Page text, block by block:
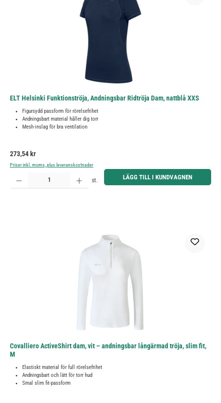
ELT Helsinki Funktionströja, Andningsbar Ridtröja Dam, nattblå XXS
Figursydd passform för rörelsefrihet
Andningsbart material håller dig torr
Mesh-inslag för bra ventilation
Ordinarie pris:
273,54 kr
Priser inkl. moms, plus leveranskostnader
Produktkvantitet: Ange önskat belopp eller använd knapparna för att öka eller minska kvantiteten.
st. LÄGG TILL I KUNDVAGNEN
Covalliero ActiveShirt dam, vit – andningsbar långärmad tröja, slim fit,
M
Elastiskt material för full rörelsefrihet
Andningsbart och lätt för torr hud
Smal slim fit-passform